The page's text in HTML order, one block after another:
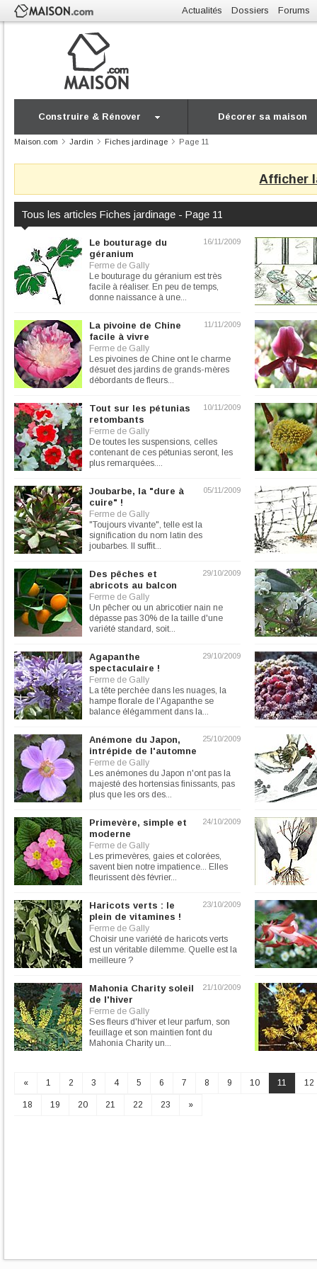
Actualités Dossiers Forums
Construire & Rénover Décorer sa maison
Maison.com Jardin Fiches jardinage Page 11
Afficher
Tous les articles Fiches jardinage - Page 11
16/11/2009
Le bouturage du
géranium
Ferme de Gally
Le bouturage du géranium est très
facile à réaliser. En peu de temps,
donne naissance à une...
11/11/2009
La pivoine de Chine
facile à vivre
Ferme de Gally
Les pivoines de Chine ont le charme
désuet des jardins de grands-mères
débordants de fleurs...
10/11/2009
Tout sur les pétunias
retombants
Ferme de Gally
De toutes les suspensions, celles
contenant de ces pétunias seront, les
plus remarquées....
05/11/2009
Joubarbe, la "dure à
cuire" !
Ferme de Gally
"Toujours vivante", telle est la
signification du nom latin des
joubarbes. Il suffit...
29/10/2009
Des pêches et
abricots au balcon
Ferme de Gally
Un pêcher ou un abricotier nain ne
dépasse pas 30% de la taille d'une
variété standard, soit...
29/10/2009
Agapanthe
spectaculaire !
Ferme de Gally
La tête perchée dans les nuages, la
hampe florale de l'Agapanthe se
balance élégamment dans la...
25/10/2009
Anémone du Japon,
intrépide de l'automne
Ferme de Gally
Les anémones du Japon n'ont pas la
majesté des hortensias finissants, pas
plus que les ors des...
24/10/2009
Primevère, simple et
moderne
Ferme de Gally
Les primevères, gaies et colorées,
savent bien notre impatience... Elles
fleurissent dès février...
23/10/2009
Haricots verts : le
plein de vitamines !
Ferme de Gally
Choisir une variété de haricots verts
est un véritable dilemme. Quelle est la
meilleure ?
21/10/2009
Mahonia Charity soleil
de l'hiver
Ferme de Gally
Ses fleurs d'hiver et leur parfum, son
feuillage et son maintien font du
Mahonia Charity un...
« 1 2 3 4 5 6 7 8 9 10 11 12
18 19 20 21 22 23 »